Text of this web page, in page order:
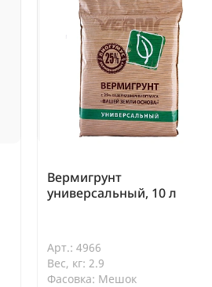
Вермигрунт
универсальный, 10 л
Арт.: 4966
Вес, кг: 2.9
Фасовка: Мешок